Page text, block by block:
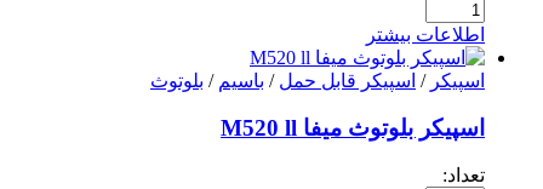
اطلاعات بیشتر
اسپیکر / اسپیکر قابل حمل / باسیم / بلوتوث
اسپیکر بلوتوث میفا M520 ll
تعداد: